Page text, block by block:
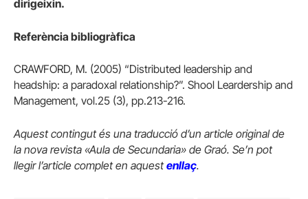
dirigeixin.
Referència bibliogràfica
CRAWFORD, M. (2005) “Distributed leadership and
headship: a paradoxal relationship?”. Shool Leardership and
Management, vol.25 (3), pp.213-216.
Aquest contingut és una traducció d’un article original de
la nova revista «Aula de Secundaria» de Graó. Se’n pot
llegir l’article complet en aquestenllaç.